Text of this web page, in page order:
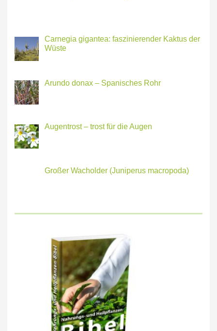
Carnegia gigantea: faszinierender Kaktus der
Wüste
Arundo donax – Spanisches Rohr
Augentrost – trost für die Augen
Großer Wacholder (Juniperus macropoda)